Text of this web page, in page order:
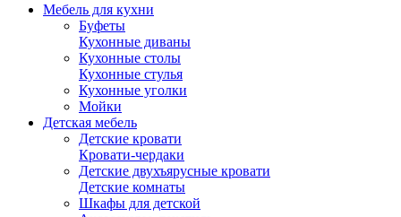
Мебель для кухни
Буфеты
Кухонные диваны
Кухонные столы
Кухонные стулья
Кухонные уголки
Мойки
Детская мебель
Детские кровати
Кровати-чердаки
Детские двухъярусные кровати
Детские комнаты
Шкафы для детской